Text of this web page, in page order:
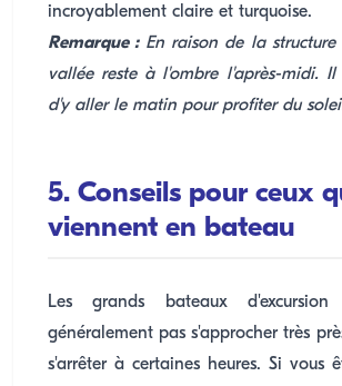
incroyablement claire et turquoise.
Remarque :En raison de la structure
vallée reste à l'ombre l'après-midi. Il
d'y aller le matin pour profiter du
5. Conseils pour ceux
viennent en bateau
Les grands bateaux
généralement pas s'approcher très
s'arrêter à certaines heures. Si vous